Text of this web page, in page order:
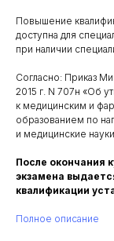
Повышение
доступна для
при наличии
Согласно: Приказ
2015 г. N 707н «Об
к медицинским и
образованием по
и медицинские
После окончания
экзамена
квалификации
Полное описание